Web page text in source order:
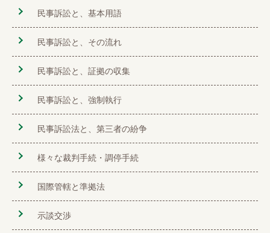
民事訴訟と、基本用語
民事訴訟と、その流れ
民事訴訟と、証拠の収集
民事訴訟と、強制執行
民事訴訟法と、第三者の紛争
様々な裁判手続・調停手続
国際管轄と準拠法
示談交渉